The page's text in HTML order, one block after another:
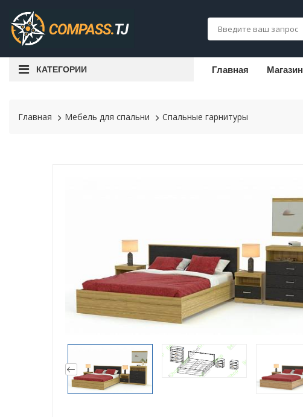
КАТЕГОРИИ Главная Магазин
Главная Мебель для спальни Спальные гарнитуры